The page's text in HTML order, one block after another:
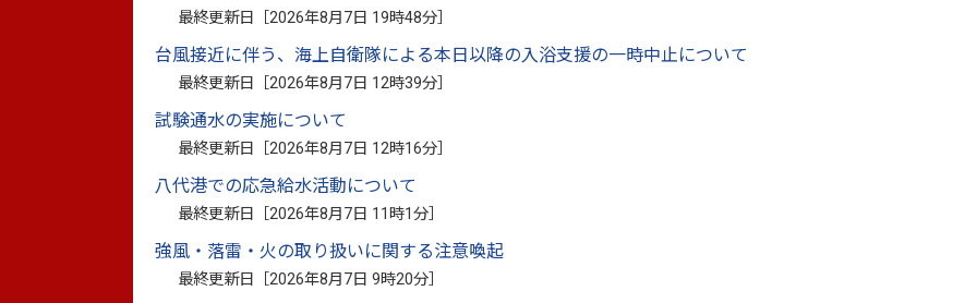
最終更新日［2026年8月7日 19時48分
台風接近に伴う、海上自衛隊による本日以降の入浴支援の一時中止について
最終更新日［2026年8月7日 12時39分
試験通水の実施について
最終更新日［2026年8月7日 12時16分
八代港での応急給水活動について
最終更新日［2026年8月7日 11時1分
強風・落雷・火の取り扱いに関する注意喚起
最終更新日［2026年8月7日 9時20分
■全体版
第2次八代市環境基本計画（全体版）
■分割版
第1章 基本的事項 （PDF：3.17メガバイト）
第2章 市の現況 （PDF：7.79メガバイト）